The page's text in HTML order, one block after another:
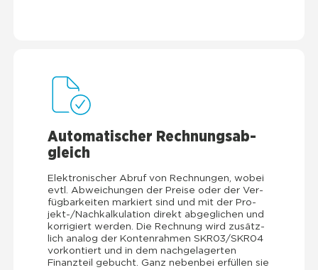
Auto­ma­ti­scher Rech­nungs­ab­
gleich
Elek­tro­ni­scher Abruf von Rech­nun­gen, wobei
evtl. Abwei­chun­gen der Prei­se oder der Ver­
füg­bar­kei­ten mar­kiert sind und mit der Pro­
jekt-/Nach­kal­ku­la­ti­on direkt abge­gli­chen und
kor­ri­giert wer­den. Die Rech­nung wird zusätz­
lich ana­log der Kon­ten­rah­men SKR03/SKR04
vor­kon­tiert und in dem nach­ge­la­ger­ten
Finanz­teil gebucht. Ganz neben­bei erfül­len sie